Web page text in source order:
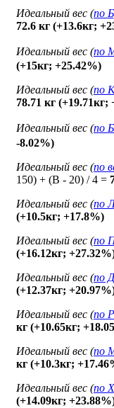
Идеальный вес (по
72.6 кг (+13.6кг;
Идеальный вес (по
(+15кг; +25.42%)
Идеальный вес (по
78.71 кг (+19.71кг;
Идеальный вес (по
-8.02%)
Идеальный вес (по
150) + (B - 20) / 4 =
Идеальный вес (по
(+10.5кг; +17.8%)
Идеальный вес (по
(+16.12кг;
Идеальный вес (по
(+12.37кг;
Идеальный вес (по
кг (+10.65кг;
Идеальный вес (по
кг (+10.3кг;
Идеальный вес (по
(+14.09кг;